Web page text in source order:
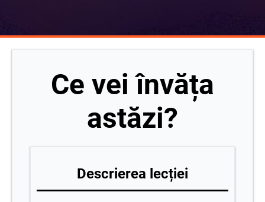
Ce vei învăța
astăzi?
Descrierea lecției